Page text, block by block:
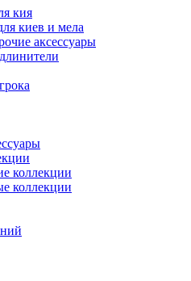
кия
киев и мела
аксессуары
коллекции
коллекции